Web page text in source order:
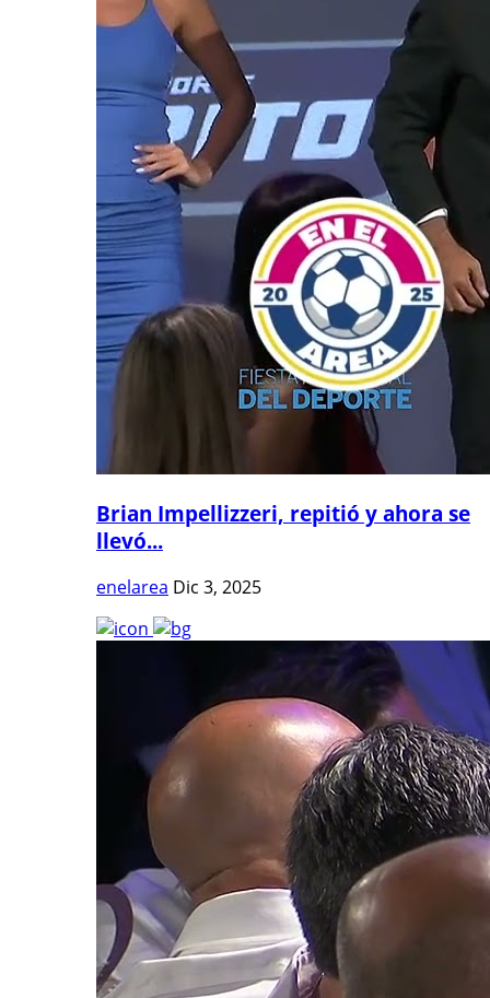
Brian Impellizzeri, repitió y ahora se
llevó...
enelarea Dic 3, 2025